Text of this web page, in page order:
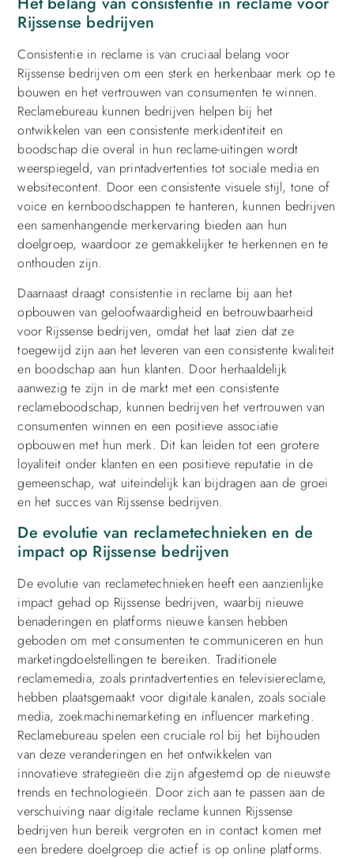
Rijssense bedrijven
Consistentie in reclame is van cruciaal belang voor
Rijssense bedrijven om een sterk en herkenbaar merk op te
bouwen en het vertrouwen van consumenten te winnen.
Reclamebureau kunnen bedrijven helpen bij het
ontwikkelen van een consistente merkidentiteit en
boodschap die overal in hun reclame-uitingen wordt
weerspiegeld, van printadvertenties tot sociale media en
websitecontent. Door een consistente visuele stijl, tone of
voice en kernboodschappen te hanteren, kunnen bedrijven
een samenhangende merkervaring bieden aan hun
doelgroep, waardoor ze gemakkelijker te herkennen en te
onthouden zijn.
Daarnaast draagt consistentie in reclame bij aan het
opbouwen van geloofwaardigheid en betrouwbaarheid
voor Rijssense bedrijven, omdat het laat zien dat ze
toegewijd zijn aan het leveren van een consistente kwaliteit
en boodschap aan hun klanten. Door herhaaldelijk
aanwezig te zijn in de markt met een consistente
reclameboodschap, kunnen bedrijven het vertrouwen van
consumenten winnen en een positieve associatie
opbouwen met hun merk. Dit kan leiden tot een grotere
loyaliteit onder klanten en een positieve reputatie in de
gemeenschap, wat uiteindelijk kan bijdragen aan de groei
en het succes van Rijssense bedrijven.
De evolutie van reclametechnieken en de
impact op Rijssense bedrijven
De evolutie van reclametechnieken heeft een aanzienlijke
impact gehad op Rijssense bedrijven, waarbij nieuwe
benaderingen en platforms nieuwe kansen hebben
geboden om met consumenten te communiceren en hun
marketingdoelstellingen te bereiken. Traditionele
reclamemedia, zoals printadvertenties en televisiereclame,
hebben plaatsgemaakt voor digitale kanalen, zoals sociale
media, zoekmachinemarketing en influencer marketing.
Reclamebureau spelen een cruciale rol bij het bijhouden
van deze veranderingen en het ontwikkelen van
innovatieve strategieën die zijn afgestemd op de nieuwste
trends en technologieën. Door zich aan te passen aan de
verschuiving naar digitale reclame kunnen Rijssense
bedrijven hun bereik vergroten en in contact komen met
een bredere doelgroep die actief is op online platforms.